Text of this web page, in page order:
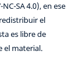
SA 4.0), en ese
el
es libre de
el material.